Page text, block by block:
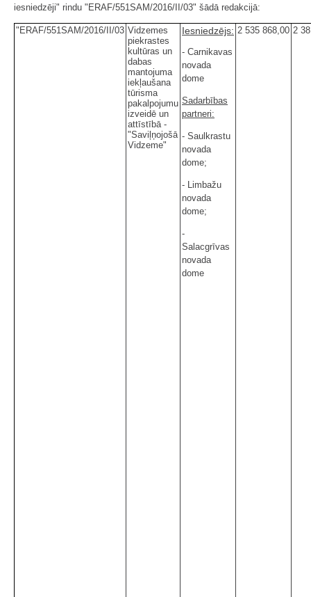
iesniedzēji" rindu "ERAF/551SAM/2016/II/03" šādā redakcijā:
"ERAF/551SAM/2016/II/03 Vidzemes
piekrastes
kultūras un
dabas
mantojuma
iekļaušana
tūrisma
pakalpojumu
izveidē un
attīstībā -
"Saviļņojošā
Vidzeme"
Iesniedzējs:
- Carnikavas
novada
dome
Sadarbības
partneri:
- Saulkrastu
novada
dome;
- Limbažu
novada
dome;
-
Salacgrīvas
novada
dome
2 535 868,00 2